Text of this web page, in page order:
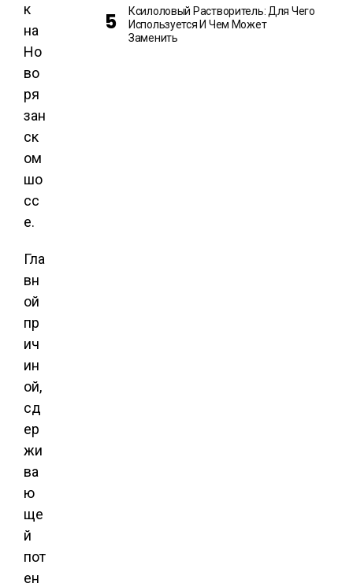
к
на
Но
во
ря
зан
ск
ом
шо
сс
е.
Гла
вн
ой
пр
ич
ин
ой,
сд
ер
жи
ва
ю
ще
й
пот
ен
Ксилоловый Растворитель: Для Чего
Используется И Чем Может
Заменить